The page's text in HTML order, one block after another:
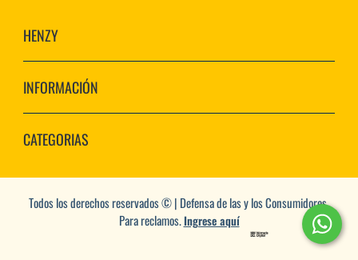
HENZY
INFORMACIÓN
CATEGORIAS
Todos los derechos reservados © | Defensa de las y los Consumidores.
Para reclamos.Ingrese aquí